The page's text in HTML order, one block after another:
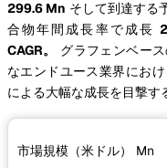
299.6 Mn そして到達する
合物年間成長率で成長
CAGR。
グラフェンベー
なエンドユース業界にお
による大幅な成長を目撃す
市場規模（米ドル） Mn